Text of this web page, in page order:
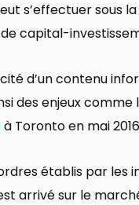
s’effectuer sous
capital-
d’un contenu
des enjeux
à Toronto en mai
établis par les
arrivé sur le